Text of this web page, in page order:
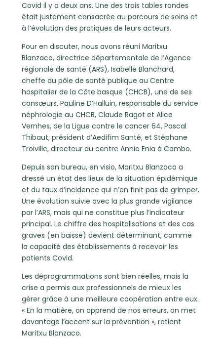
Covid il y a deux ans. Une des trois tables rondes
était justement consacrée au parcours de soins et
à l’évolution des pratiques de leurs acteurs.
Pour en discuter, nous avons réuni Maritxu
Blanzaco, directrice départementale de l’Agence
régionale de santé (ARS), Isabelle Blanchard,
cheffe du pôle de santé publique au Centre
hospitalier de la Côte basque (CHCB), une de ses
consœurs, Pauline D’Halluin, responsable du service
néphrologie au CHCB, Claude Ragot et Alice
Vernhes, de la Ligue contre le cancer 64, Pascal
Thibaut, président d’Aedifim Santé, et Stéphane
Troiville, directeur du centre Annie Enia à Cambo.
Depuis son bureau, en visio, Maritxu Blanzaco a
dressé un état des lieux de la situation épidémique
et du taux d’incidence qui n’en finit pas de grimper.
Une évolution suivie avec la plus grande vigilance
par l’ARS, mais qui ne constitue plus l’indicateur
principal. Le chiffre des hospitalisations et des cas
graves (en baisse) devient déterminant, comme
la capacité des établissements à recevoir les
patients Covid.
Les déprogrammations sont bien réelles, mais la
crise a permis aux professionnels de mieux les
gérer grâce à une meilleure coopération entre eux.
« En la matière, on apprend de nos erreurs, on met
davantage l’accent sur la prévention », retient
Maritxu Blanzaco.